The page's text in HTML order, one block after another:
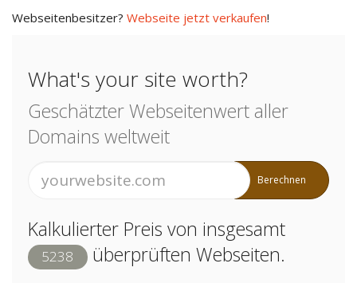
Webseitenbesitzer? Webseite jetzt verkaufen!
What's your site worth?
Geschätzter Webseitenwert aller
Domains weltweit
Berechnen
Kalkulierter Preis von insgesamt
5238 überprüften Webseiten.